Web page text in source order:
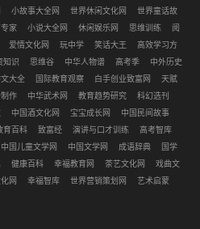
小故事大全网 世界休闲文化网
世界童话故
家 小说大全网 休闲娱乐网 思维训练
阅
爱情文化网 玩中学 笑话大王
高效学习方
知识 思维谷 中华人物谱 高考季
中外历史
大全 国际教育观察 白手创业致富网
天赋
作 中华武术网 教育趋势研究
科幻选刊
中国酒文化网 宝宝成长网
中国民间故事
育百科 致富经 演讲与口才训练
高考智库
中国儿童文学网 中国文学网 成语辞典
国学
健康百科 幸福教育网 茶艺文化网
戏曲文
网 幸福智库 世界营销策划网
艺术启蒙